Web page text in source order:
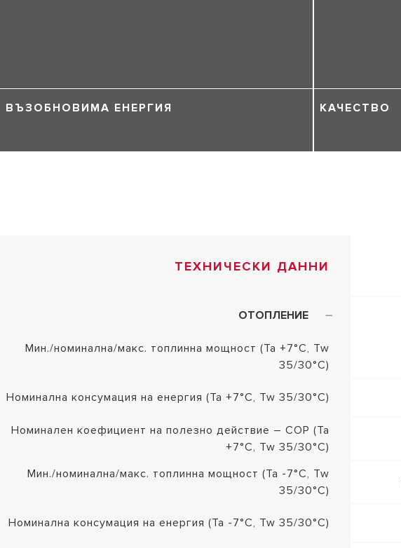
ВЪЗОБНОВИМА ЕНЕРГИЯ КАЧЕСТВО
ТЕХНИЧЕСКИ ДАННИ
ОТОПЛЕНИЕ
Мин./номинална/макс. топлинна мощност (Ta +7°C, Tw
35/30°C)
Номинална консумация на енергия (Ta +7°C, Tw 35/30°C)
Номинален коефициент на полезно действие – COP (Ta
+7°C, Tw 35/30°C)
Мин./номинална/макс. топлинна мощност (Ta -7°C, Tw
35/30°C)
Номинална консумация на енергия (Ta -7°C, Tw 35/30°C)